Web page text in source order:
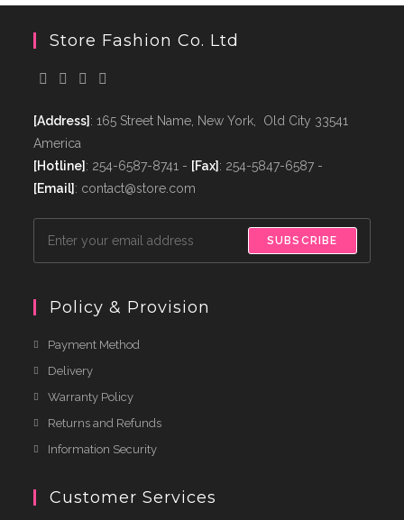
Store Fashion Co. Ltd
[Address] : 165 Street Name, New York, Old City 33541
America
[Hotline] : 254-6587-8741 - [Fax] : 254-5847-6587 -
[Email] : contact@store.com
SUBSCRIBE
Policy & Provision
Payment Method
Delivery
Warranty Policy
Returns and Refunds
Information Security
Customer Services